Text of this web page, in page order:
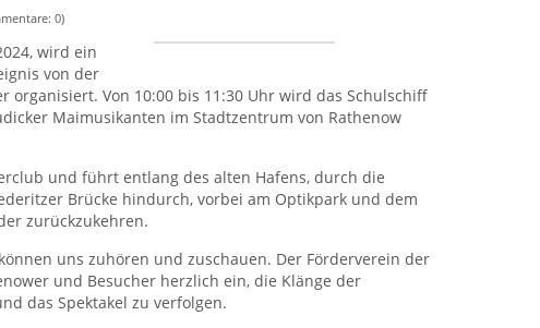
0)
wird ein
von der
organisiert. Von 10:00 bis 11:30 Uhr wird das Schulschiff
Maimusikanten im Stadtzentrum von Rathenow
und führt entlang des alten Hafens, durch die
Brücke hindurch, vorbei am Optikpark und dem
zurückzukehren.
uns zuhören und zuschauen. Der Förderverein der
und Besucher herzlich ein, die Klänge der
das Spektakel zu verfolgen.